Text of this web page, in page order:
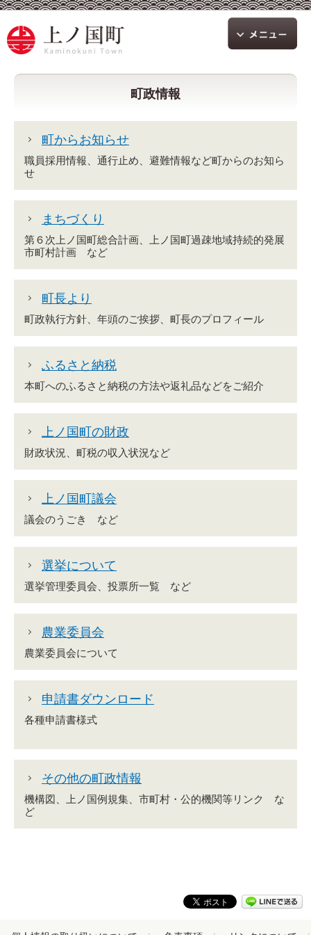
町政情報
町からお知らせ
職員採用情報、通行止め、避難情報など町からのお知ら
せ
まちづくり
第６次上ノ国町総合計画、上ノ国町過疎地域持続的発展
市町村計画 など
町長より
町政執行方針、年頭のご挨拶、町長のプロフィール
ふるさと納税
本町へのふるさと納税の方法や返礼品などをご紹介
上ノ国町の財政
財政状況、町税の収入状況など
上ノ国町議会
議会のうごき など
選挙について
選挙管理委員会、投票所一覧 など
農業委員会
農業委員会について
申請書ダウンロード
各種申請書様式
その他の町政情報
機構図、上ノ国例規集、市町村・公的機関等リンク な
ど